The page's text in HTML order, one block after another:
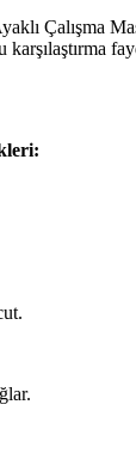
Çalışma